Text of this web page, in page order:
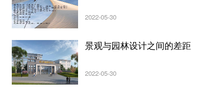
2022-05-30
景观与园林设计之间的差距
2022-05-30